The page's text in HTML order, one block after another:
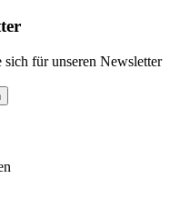
für unseren Newsletter